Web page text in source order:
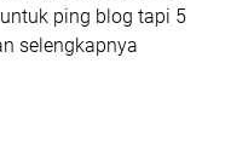
ping blog tapi 5
selengkapnya